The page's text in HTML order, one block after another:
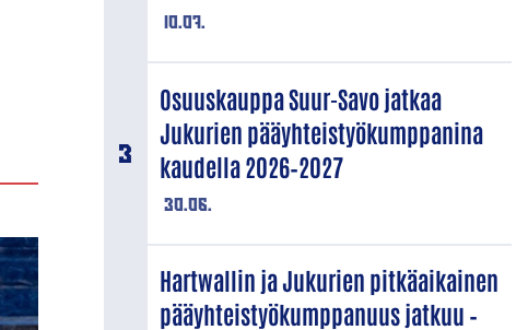
10.07.
30.06.
Osuuskauppa Suur-Savo jatkaa
Jukurien pääyhteistyökumppanina
kaudella 2026–2027
Hartwallin ja Jukurien pitkäaikainen
pääyhteistyökumppanuus jatkuu –